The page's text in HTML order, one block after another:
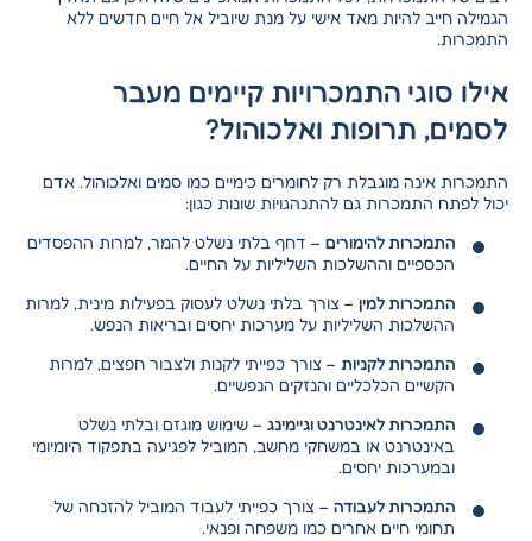
הגמילה חייב להיות מאד אישי על מנת שיוביל אל חיים חדשים ללא
התמכרות.
אילו סוגי התמכרויות קיימים מעבר
לסמים, תרופות ואלכוהול?
התמכרות אינה מוגבלת רק לחומרים כימיים כמו סמים ואלכוהול. אדם
יכול לפתח התמכרות גם להתנהגויות שונות כגון:
התמכרות להימורים – דחף בלתי נשלט להמר, למרות ההפסדים
הכספיים וההשלכות השליליות על החיים.
התמכרות למין – צורך בלתי נשלט לעסוק בפעילות מינית, למרות
ההשלכות השליליות על מערכות יחסים ובריאות הנפש.
התמכרות לקניות – צורך כפייתי לקנות ולצבור חפצים, למרות
הקשיים הכלכליים והנזקים הנפשיים.
התמכרות לאינטרנט וגיימינג – שימוש מוגזם ובלתי נשלט
באינטרנט או במשחקי מחשב, המוביל לפגיעה בתפקוד היומיומי
ובמערכות יחסים.
התמכרות לעבודה – צורך כפייתי לעבוד המוביל להזנחה של
תחומי חיים אחרים כמו משפחה ופנאי.